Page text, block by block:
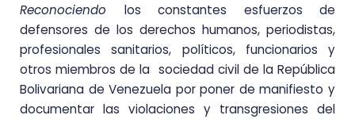
Reconociendo los constantes esfuerzos de
defensores de los derechos humanos, periodistas,
profesionales sanitarios, políticos, funcionarios y
otros miembros de la sociedad civil de la República
Bolivariana de Venezuela por poner de manifiesto y
documentar las violaciones y transgresiones del